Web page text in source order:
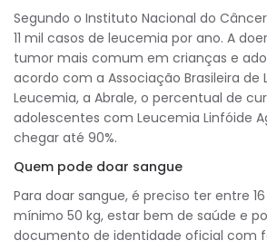
Segundo o Instituto Nacional do
11 mil casos de leucemia por ano. A
tumor mais comum em crianças e
acordo com a Associação Brasileira de
Leucemia, a Abrale, o percentual de
adolescentes com Leucemia Linfóide
chegar até 90%.
Quem pode doar sangue
Para doar sangue, é preciso ter entre
mínimo 50 kg, estar bem de saúde e
documento de identidade oficial com